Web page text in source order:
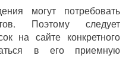
могут потребовать
Поэтому следует
на сайте конкретного
в его приемную